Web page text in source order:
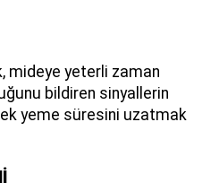
mideye yeterli zaman
bildiren sinyallerin
yeme süresini uzatmak